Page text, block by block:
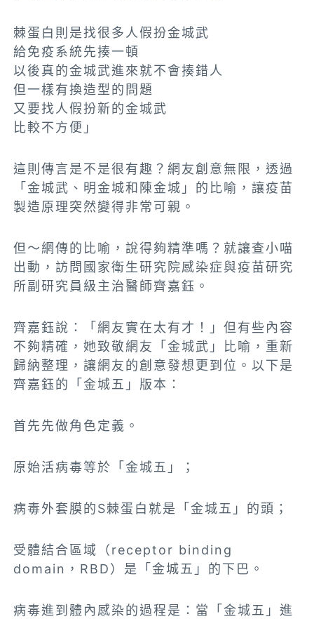
棘蛋白則是找很多人假扮金城武
給免疫系統先揍一頓
以後真的金城武進來就不會揍錯人
但一樣有換造型的問題
又要找人假扮新的金城武
比較不方便」
這則傳言是不是很有趣？網友創意無限，透過
「金城武、明金城和陳金城」的比喻，讓疫苗
製造原理突然變得非常可親。
但～網傳的比喻，說得夠精準嗎？就讓查小喵
出動，訪問國家衛生研究院感染症與疫苗研究
所副研究員級主治醫師齊嘉鈺。
齊嘉鈺說：「網友實在太有才！」但有些內容
不夠精確，她致敬網友「金城武」比喻，重新
歸納整理，讓網友的創意發想更到位。以下是
齊嘉鈺的「金城五」版本：
首先先做角色定義。
原始活病毒等於「金城五」；
病毒外套膜的S棘蛋白就是「金城五」的頭；
受體結合區域（receptor binding
domain，RBD）是「金城五」的下巴。
病毒進到體內感染的過程是：當「金城五」進